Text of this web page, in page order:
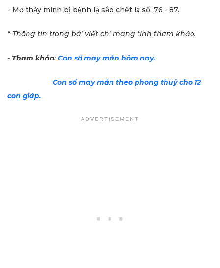
- Mơ thấy mình bị bệnh lạ sắp chết là số: 76 - 87.
* Thông tin trong bài viết chỉ mang tính tham khảo.
- Tham khảo: Con số may mắn hôm nay.
Con số may mắn theo phong thuỷ cho 12
con giáp.